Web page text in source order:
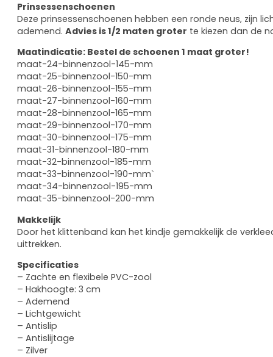
Prinsessenschoenen
Deze prinsessenschoenen hebben een ronde neus, zijn
ademend. Advies is 1/2 maten groter te kiezen dan de
Maatindicatie: Bestel de schoenen 1 maat groter!
maat-24-binnenzool-145-mm
maat-25-binnenzool-150-mm
maat-26-binnenzool-155-mm
maat-27-binnenzool-160-mm
maat-28-binnenzool-165-mm
maat-29-binnenzool-170-mm
maat-30-binnenzool-175-mm
maat-31-binnenzool-180-mm
maat-32-binnenzool-185-mm
maat-33-binnenzool-190-mm`
maat-34-binnenzool-195-mm
maat-35-binnenzool-200-mm
Makkelijk
Door het klittenband kan het kindje gemakkelijk de
uittrekken.
Specificaties
– Zachte en flexibele PVC-zool
– Hakhoogte: 3 cm
– Ademend
– Lichtgewicht
– Antislip
– Antislijtage
– Zilver